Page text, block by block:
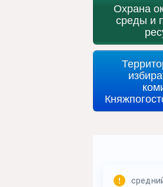
Охрана
среды и